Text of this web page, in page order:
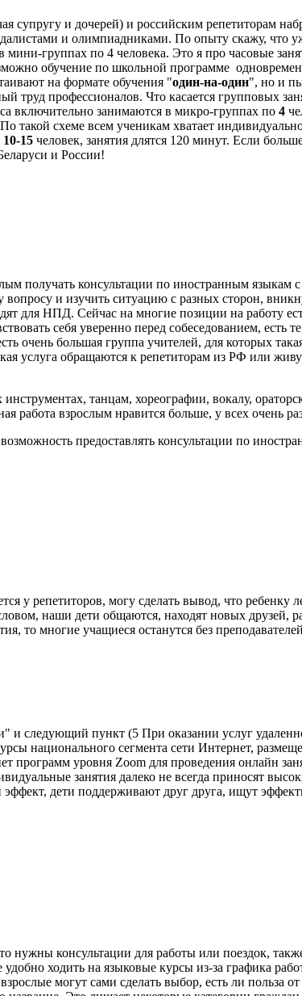
и дочерей) и российским репетиторам
и олимпиадниками. По опыту скажу, что
мини-группах по 4 человека. Это я про часовые
обучение по школьной программе
на формате обучения "один-на-один", но и
труд профессионалов. Что касается групповых
включительно занимаются в микро-группах по 4
такой схеме всем ученикам хватает
10-15 человек, занятия длятся 120 минут. Если
и России!
получать консультации по иностранным языкам
и изучить ситуацию с разных сторон,
для НПД. Сейчас на многие позиции на работу
себя уверенно перед собеседованием,
очень большая группа учителей, для которых
услуга обращаются к репетиторам из РФ или
танцам, хореографии, вокалу,
работа взрослым нравится больше, у всех очень
предоставлять консультации по
у репетиторов, могу сделать вывод, что
наши дети общаются, находят новых друзей,
то многие учащиеся останутся без
и следующий пункт (5 При оказании услуг
национального сегмента сети Интернет,
программ уровня Zoom для проведения онлайн
занятия далеко не всегда приносят
дети поддерживают друг друга, ищут
консультации для работы или поездок,
ходить на языковые курсы из-за графика
могут сами сделать выбор, есть ли польза